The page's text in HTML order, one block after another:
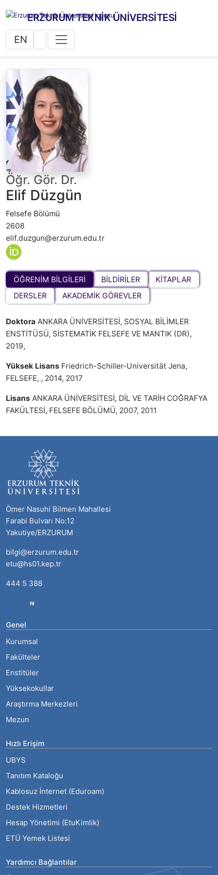
ERZURUM TEKNİK ÜNİVERSİTESİ
EN
Öğr. Gör. Dr.
Elif Düzgün
Felsefe Bölümü
2608
elif.duzgun@erzurum.edu.tr
ÖĞRENİM BİLGİLERİ BİLDİRİLER
KİTAPLAR
DERSLER
AKADEMİK GÖREVLER
Doktora ANKARA ÜNİVERSİTESİ, SOSYAL BİLİMLER
ENSTİTÜSÜ, SİSTEMATİK FELSEFE VE MANTIK (DR),
2019,
Yüksek Lisans Friedrich-Schiller-Universität Jena,
FELSEFE, , 2014, 2017
Lisans ANKARA ÜNİVERSİTESİ, DİL VE TARİH COĞRAFYA
FAKÜLTESİ, FELSEFE BÖLÜMÜ, 2007, 2011
Ömer Nasuhi Bilmen Mahallesi
Farabi Bulvarı No:12
Yakutiye/ERZURUM
bilgi@erzurum.edu.tr
etu@hs01.kep.tr
444 5 388
Genel
Kurumsal
Fakülteler
Enstitüler
Yüksekokullar
Araştırma Merkezleri
Mezun
Hızlı Erişim
UBYS
Tanıtım Kataloğu
Kablosuz İnternet (Eduroam)
Destek Hizmetleri
Hesap Yönetimi (EtuKimlik)
ETÜ Yemek Listesi
Yardımcı Bağlantılar